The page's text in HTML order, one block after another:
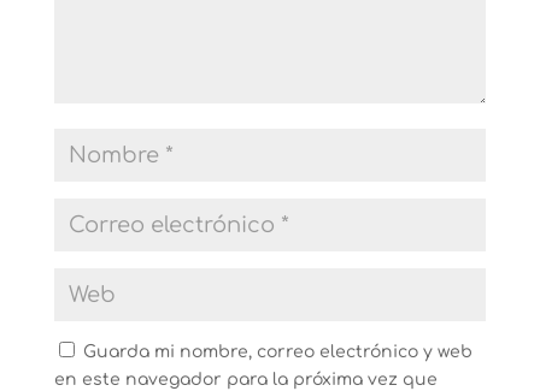
Guarda mi nombre, correo electrónico y web
en este navegador para la próxima vez que